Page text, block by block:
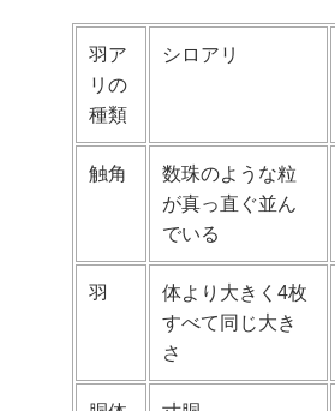
羽ア
リの
種類
シロアリ
触角
数珠のような粒
が真っ直ぐ並ん
でいる
羽
体より大きく4枚
すべて同じ大き
さ